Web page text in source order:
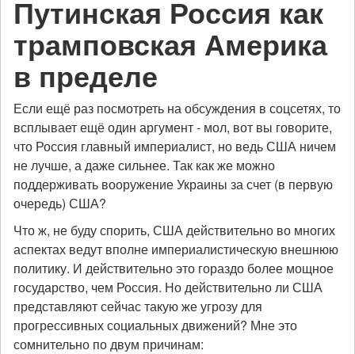
Путинская Россия как
трамповская Америка
в пределе
Если ещё раз посмотреть на обсуждения в соцсетях, то
всплывает ещё один аргумент - мол, вот вы говорите,
что Россия главный империалист, но ведь США ничем
не лучше, а даже сильнее. Так как же можно
поддерживать вооружение Украины за счет (в первую
очередь) США?
Что ж, не буду спорить, США действительно во многих
аспектах ведут вполне империалистическую внешнюю
политику. И действительно это гораздо более мощное
государство, чем Россия. Но действительно ли США
представляют сейчас такую же угрозу для
прогрессивных социальных движений? Мне это
сомнительно по двум причинам: